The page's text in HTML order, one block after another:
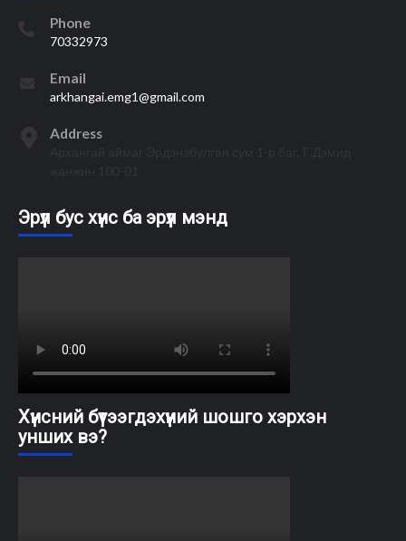
Phone
70332973
Email
arkhangai.emg1@gmail.com
Address
Эрүүл бус хүнс ба эрүүл мэнд
Хүнсний бүтээгдэхүүний шошго хэрхэн
унших вэ?